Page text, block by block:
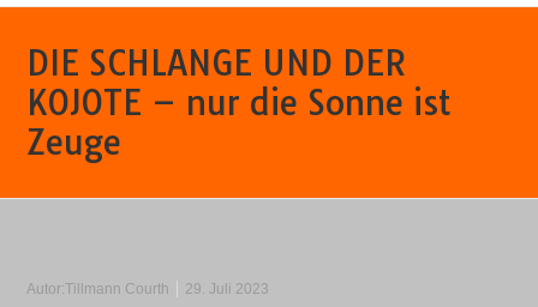
DIE SCHLANGE UND DER
KOJOTE – nur die Sonne ist
Zeuge
Autor:Tillmann Courth 29. Juli 2023